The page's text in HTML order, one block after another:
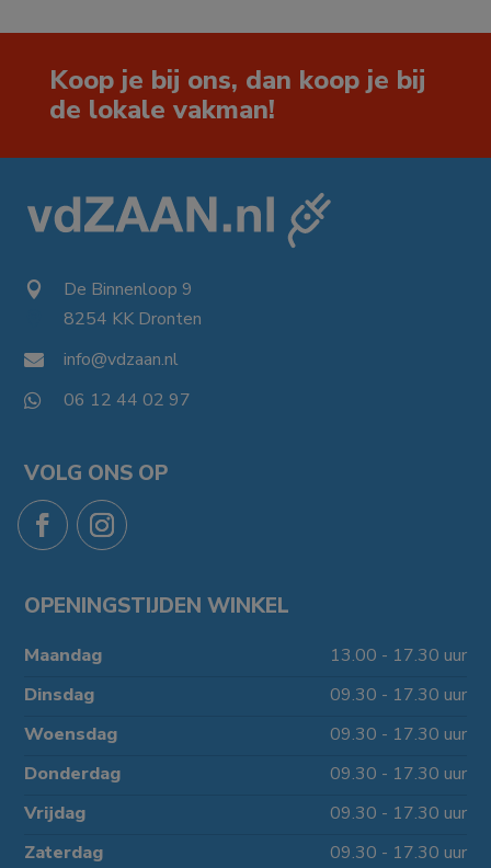
Koop je bij ons, dan koop je bij
de lokale vakman!
 De Binnenloop 9
8254 KK Dronten
 info@vdzaan.nl
 06 12 44 02 97
VOLG ONS OP
OPENINGSTIJDEN WINKEL
Maandag
13.00 - 17.30 uur
Dinsdag
09.30 - 17.30 uur
Woensdag
09.30 - 17.30 uur
Donderdag
09.30 - 17.30 uur
Vrijdag
09.30 - 17.30 uur
Zaterdag
09.30 - 17.30 uur